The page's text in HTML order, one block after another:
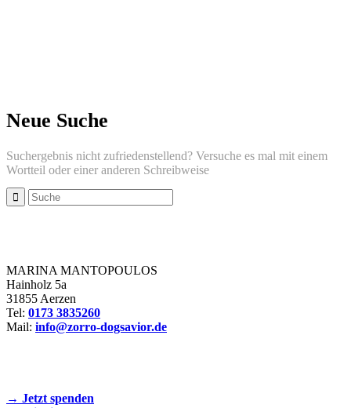
Neue Suche
Suchergebnis nicht zufriedenstellend? Versuche es mal mit einem
Wortteil oder einer anderen Schreibweise
MARINA MANTOPOULOS
Hainholz 5a
31855 Aerzen
Tel: 0173 3835260
Mail: info@zorro-dogsavior.de
→ Jetzt spenden